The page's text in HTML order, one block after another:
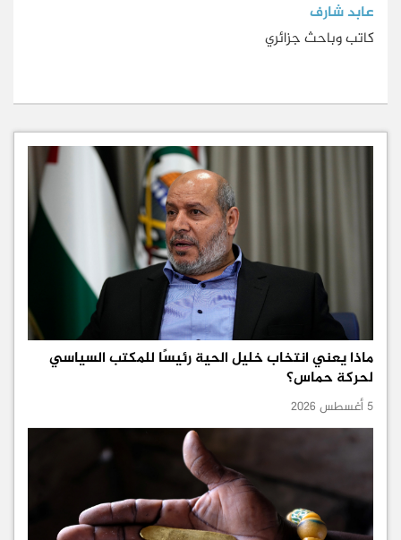
عابد شارف
كاتب وباحث جزائري
ماذا يعني انتخاب خليل الحية رئيسًا للمكتب السياسي
لحركة حماس؟
5 أغسطس 2026